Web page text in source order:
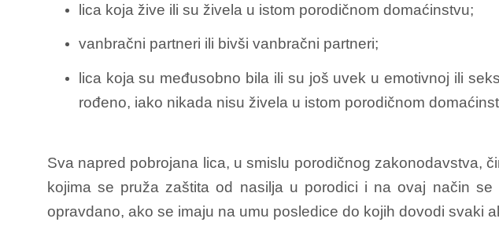
lica koja žive ili su živela u istom porodičnom domaćinstvu;
vanbračni partneri ili bivši vanbračni partneri;
lica koja su međusobno bila ili su još uvek u emotivnoj ili
rođeno, iako nikada nisu živela u istom porodičnom
Sva napred pobrojana lica, u smislu porodičnog zakonodavstva,
kojima se pruža zaštita od nasilja u porodici i na ovaj način
opravdano, ako se imaju na umu posledice do kojih dovodi svaki